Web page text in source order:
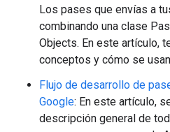
Los pases que envías a
combinando una clase
Objects. En este artículo,
conceptos y cómo se
Flujo de desarrollo de
Google: En este artículo,
descripción general de